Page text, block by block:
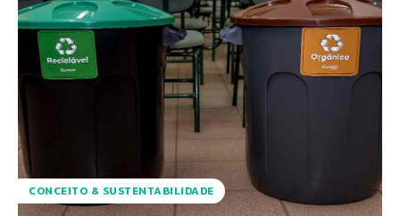
CONCEITO & SUSTENTABILIDADE